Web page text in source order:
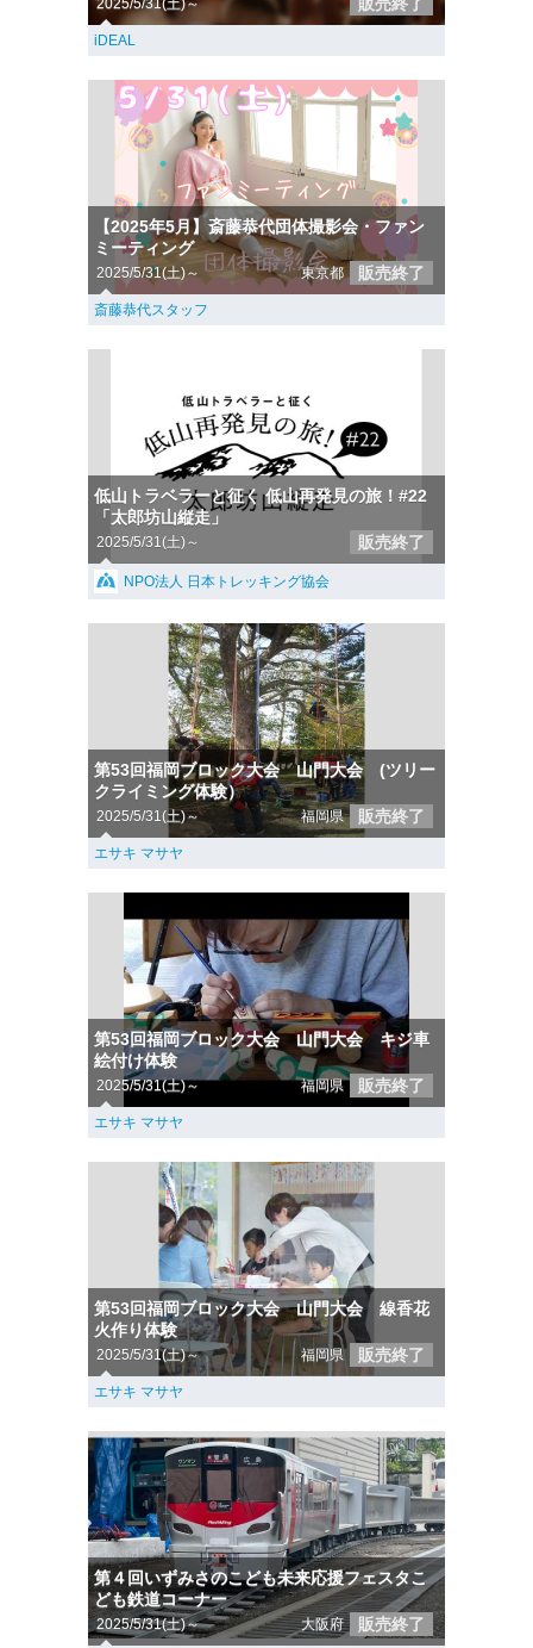
2025/5/31(土)～
iDEAL
【2025年5月】斎藤恭代団体撮影会・ファン
ミーティング
2025/5/31(土)～ 東京都 販売終了
斎藤恭代スタッフ
低山トラベラーと征く 低山再発見の旅！#22
「太郎坊山縦走」
2025/5/31(土)～ 販売終了
NPO法人 日本トレッキング協会
第53回福岡ブロック大会 山門大会 (ツリー
クライミング体験）
2025/5/31(土)～ 福岡県 販売終了
エサキ マサヤ
第53回福岡ブロック大会 山門大会 キジ車
絵付け体験
2025/5/31(土)～ 福岡県 販売終了
エサキ マサヤ
第53回福岡ブロック大会 山門大会 線香花
火作り体験
2025/5/31(土)～ 福岡県 販売終了
エサキ マサヤ
第４回いずみさのこども未来応援フェスタこ
ども鉄道コーナー
2025/5/31(土)～ 大阪府 販売終了